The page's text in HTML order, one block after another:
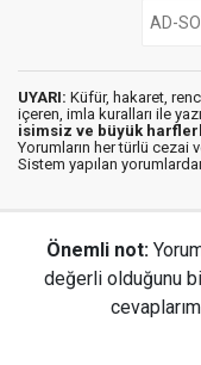
UYARI: Küfür, hakaret,
içeren, imla kuralları ile
isimsiz ve büyük
Yorumların her türlü cezai
Sistem yapılan
Önemli not:
değerli olduğunu